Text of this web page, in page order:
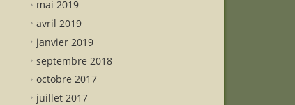
mai 2019
avril 2019
janvier 2019
septembre 2018
octobre 2017
juillet 2017